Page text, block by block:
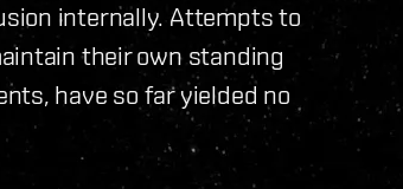
internally. Attempts to
their own standing
have so far yielded no